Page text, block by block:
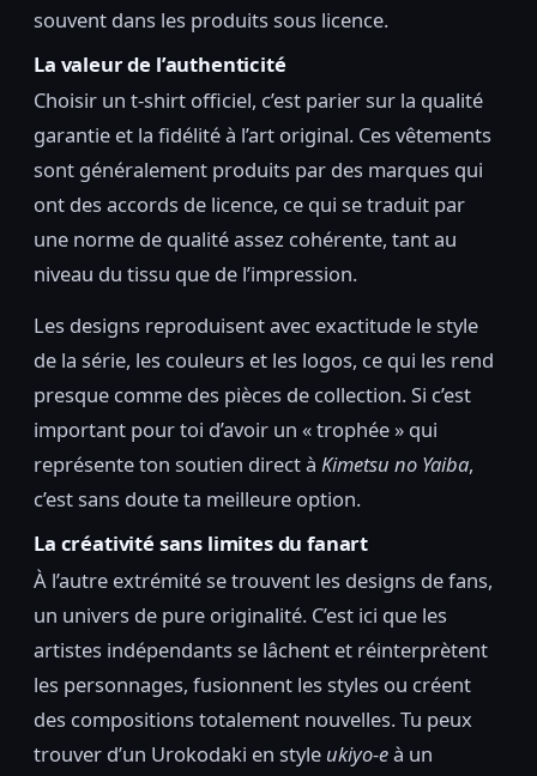
souvent dans les produits sous licence.
La valeur de l’authenticité
Choisir un t-shirt officiel, c’est parier sur la qualité
garantie et la fidélité à l’art original. Ces vêtements
sont généralement produits par des marques qui
ont des accords de licence, ce qui se traduit par
une norme de qualité assez cohérente, tant au
niveau du tissu que de l’impression.
Les designs reproduisent avec exactitude le style
de la série, les couleurs et les logos, ce qui les rend
presque comme des pièces de collection. Si c’est
important pour toi d’avoir un « trophée » qui
représente ton soutien direct à Kimetsu no Yaiba,
c’est sans doute ta meilleure option.
La créativité sans limites du fanart
À l’autre extrémité se trouvent les designs de fans,
un univers de pure originalité. C’est ici que les
artistes indépendants se lâchent et réinterprètent
les personnages, fusionnent les styles ou créent
des compositions totalement nouvelles. Tu peux
trouver d’un Urokodaki en style ukiyo-eà un